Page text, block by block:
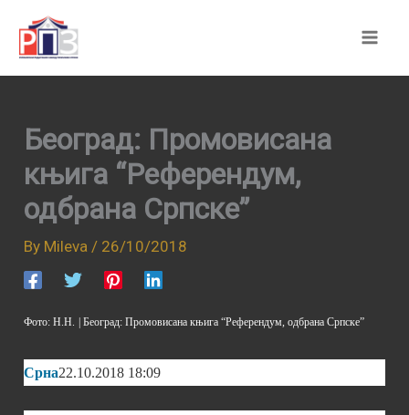
content
Београд: Промовисана
књига “Референдум,
одбрана Српске”
By Mileva / 26/10/2018
Фото: Н.Н. | Београд: Промовисана књига “Референдум, одбрана Српске”
Срна22.10.2018 18:09